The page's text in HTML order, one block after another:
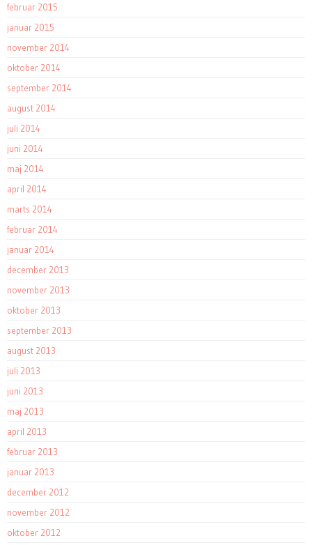
februar 2015
januar 2015
november 2014
oktober 2014
september 2014
august 2014
juli 2014
juni 2014
maj 2014
april 2014
marts 2014
februar 2014
januar 2014
december 2013
november 2013
oktober 2013
september 2013
august 2013
juli 2013
juni 2013
maj 2013
april 2013
februar 2013
januar 2013
december 2012
november 2012
oktober 2012